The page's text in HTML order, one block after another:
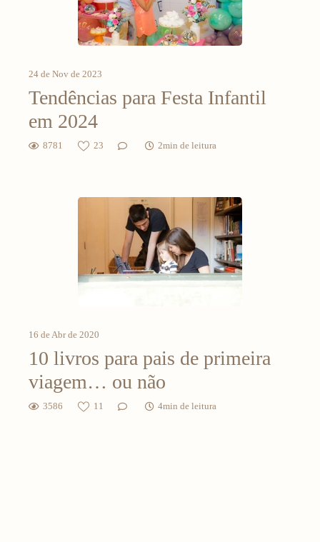
24 de Nov de 2023
Tendências para Festa Infantil
em 2024
8781 23 2min de leitura
16 de Abr de 2020
10 livros para pais de primeira
viagem… ou não
3586 11 4min de leitura